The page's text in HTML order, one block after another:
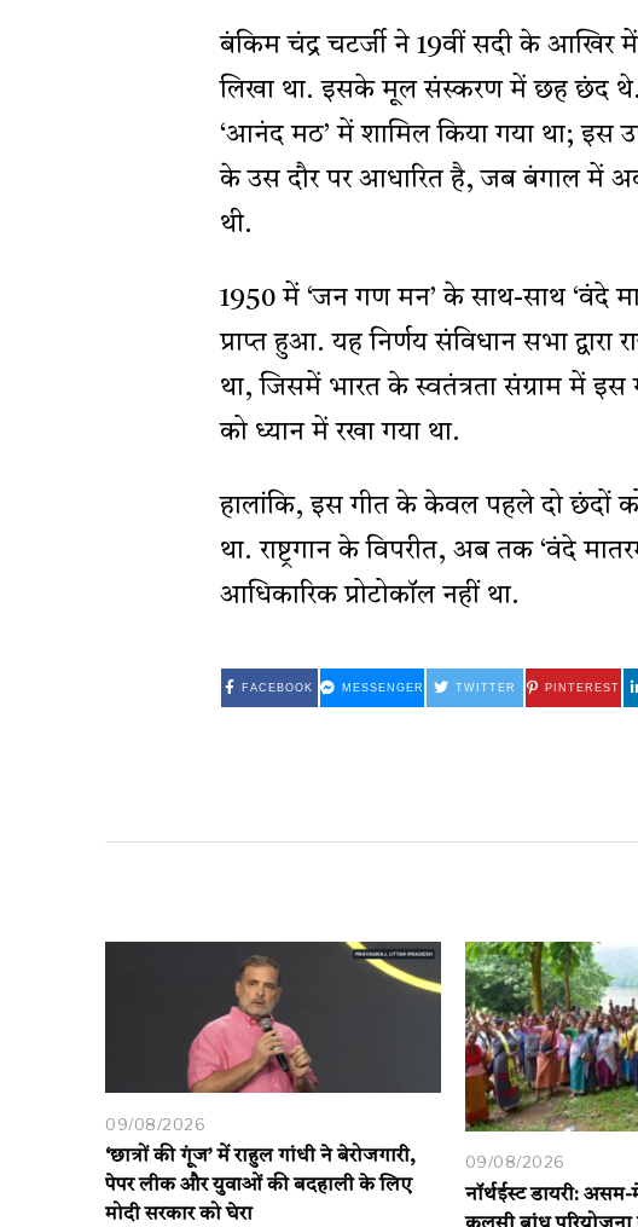
बंकिम चंद्र चटर्जी ने 19वीं सदी के आखिर में
लिखा था. इसके मूल संस्करण में छह छंद
‘आनंद मठ’ में शामिल किया गया था; इस
के उस दौर पर आधारित है, जब बंगाल में
थी.
1950 में ‘जन गण मन’ के साथ-साथ ‘वंदे
प्राप्त हुआ. यह निर्णय संविधान सभा द्वारा
था, जिसमें भारत के स्वतंत्रता संग्राम में इस
को ध्यान में रखा गया था.
हालांकि, इस गीत के केवल पहले दो छंदों को
था. राष्ट्रगान के विपरीत, अब तक ‘वंदे
आधिकारिक प्रोटोकॉल नहीं था.
FACEBOOK MESSENGER TWITTER PINTEREST
09/08/2026
‘छात्रों की गूंज’ में राहुल गांधी ने बेरोजगारी,
पेपर लीक और युवाओं की बदहाली के लिए
मोदी सरकार को घेरा
09/08/2026
नॉर्थईस्ट डायरी: